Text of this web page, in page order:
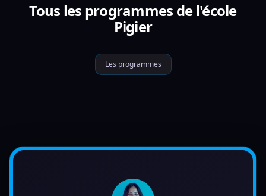
Tous les programmes de l'école
Pigier
Les programmes